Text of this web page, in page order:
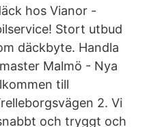
hos Vianor -
Stort utbud
däckbyte. Handla
Malmö - Nya
till
2. Vi
och tryggt och